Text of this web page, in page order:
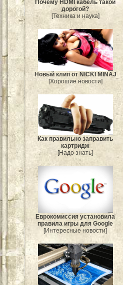
Почему HDMI кабель такой
дорогой?
[Техника и наука]
Новый клип от NICKI MINAJ
[Хорошие новости]
Как правильно заправить
картридж
[Надо знать]
Еврокомиссия установила
правила игры для Google
[Интересные новости]